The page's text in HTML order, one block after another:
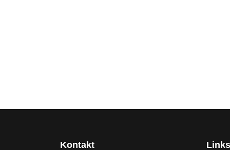
Kontakt Links